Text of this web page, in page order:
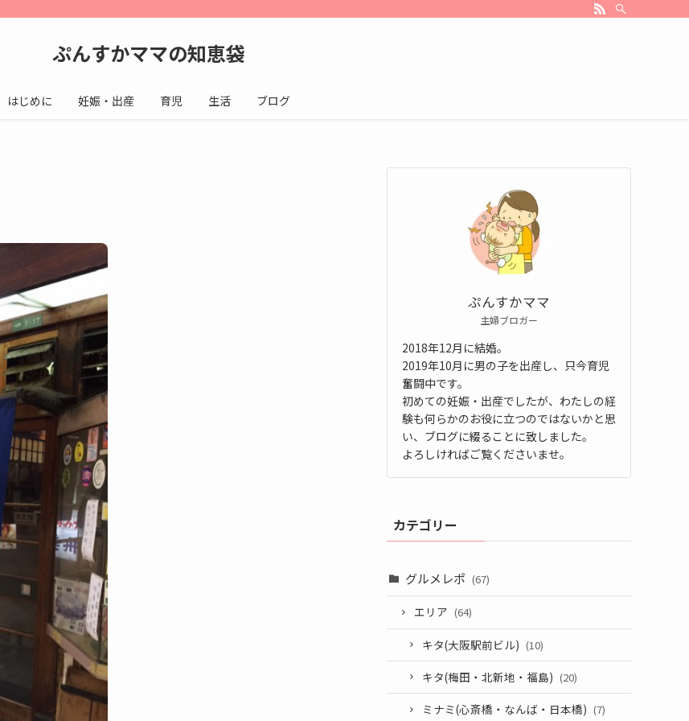
ぷんすかママの知恵袋
はじめに 妊娠・出産 育児 生活 ブログ
ぷんすかママ
主婦ブロガー
2018年12月に結婚。
2019年10月に男の子を出産し、只今育児
奮闘中です。
初めての妊娠・出産でしたが、わたしの経
験も何らかのお役に立つのではないかと思
い、ブログに綴ることに致しました。
よろしければご覧くださいませ。
カテゴリー
グルメレポ (67)
エリア (64)
キタ(大阪駅前ビル) (10)
キタ(梅田・北新地・福島) (20)
ミナミ(心斎橋・なんば・日本橋) (7)